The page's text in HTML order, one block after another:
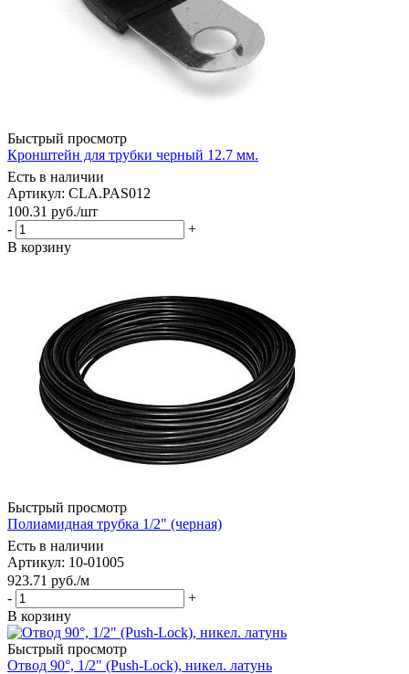
Быстрый просмотр
Кронштейн для трубки черный 12.7 мм.
Есть в наличии
Артикул: CLA.PAS012
100.31 руб./шт
-
+
В корзину
Быстрый просмотр
Полиамидная трубка 1/2" (черная)
Есть в наличии
Артикул: 10-01005
923.71 руб./м
-
+
В корзину
Быстрый просмотр
Отвод 90°, 1/2" (Push-Lock), никел. латунь